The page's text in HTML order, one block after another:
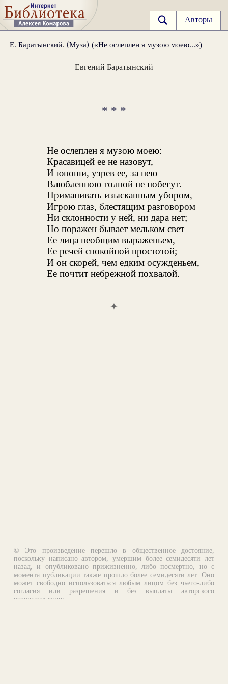
Авторы
Е. Баратынский. ⟨Муза⟩ («Не ослеплен я музою моею...»)
Евгений Баратынский
* * *
Не ослеплен я музою моею:
Красавицей ее не назовут,
И юноши, узрев ее, за нею
Влюбленною толпой не побегут.
Приманивать изысканным убором,
Игрою глаз, блестящим разговором
Ни склонности у ней, ни дара нет;
Но поражен бывает мельком свет
Ее лица необщим выраженьем,
Ее речей спокойной простотой;
И он скорей, чем едким осужденьем,
Ее почтит небрежной похвалой.
✦
© Это произведение перешло в общественное достояние,
поскольку написано автором, умершим более семидесяти лет
назад, и опубликовано прижизненно, либо посмертно, но с
момента публикации также прошло более семидесяти лет. Оно
может свободно использоваться любым лицом без чьего-либо
согласия или разрешения и без выплаты авторского
вознаграждения.